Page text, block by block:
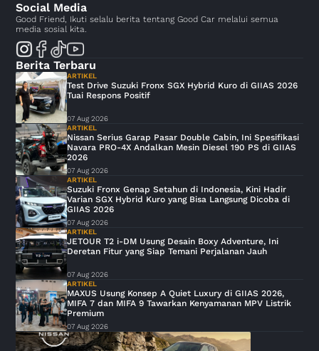
Social Media
Good Friend, Ikuti selalu berita tentang Good Car melalui semua
media sosial kita.
Berita Terbaru
ARTIKEL
Test Drive Suzuki Fronx SGX Hybrid Kuro di GIIAS 2026
Tuai Respons Positif
07 Aug 2026
ARTIKEL
Nissan Serius Garap Pasar Double Cabin, Ini Spesifikasi
Navara PRO-4X Andalkan Mesin Diesel 190 PS di GIIAS
2026
07 Aug 2026
ARTIKEL
Suzuki Fronx Genap Setahun di Indonesia, Kini Hadir
Varian SGX Hybrid Kuro yang Bisa Langsung Dicoba di
GIIAS 2026
07 Aug 2026
ARTIKEL
JETOUR T2 i-DM Usung Desain Boxy Adventure, Ini
Deretan Fitur yang Siap Temani Perjalanan Jauh
07 Aug 2026
ARTIKEL
MAXUS Usung Konsep A Quiet Luxury di GIIAS 2026,
MIFA 7 dan MIFA 9 Tawarkan Kenyamanan MPV Listrik
Premium
07 Aug 2026